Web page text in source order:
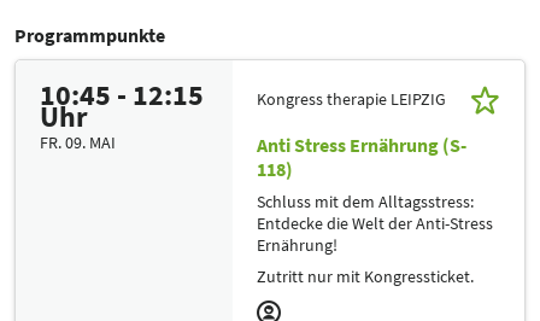
Programmpunkte
10:45 - 12:15
Uhr
FR. 09. MAI
Kongress therapie LEIPZIG
Anti Stress Ernährung (S-
118)
Schluss mit dem Alltagsstress:
Entdecke die Welt der Anti-Stress
Ernährung!
Zutritt nur mit Kongressticket.